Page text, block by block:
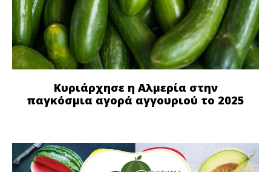
Κυριάρχησε η Αλμερία στην
παγκόσμια αγορά αγγουριού το 2025